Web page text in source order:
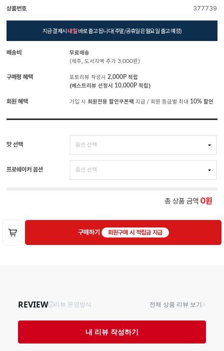
상품번호 377739
지금 결제시내일바로 출고 됩니다(주말/공휴일은 월요일 출고 예정)
배송비
무료배송
(제주, 도서지역 추가 3,000원)
구매평 혜택 포토리뷰 작성시 2,000P적립
(베스트리뷰 선정시 10,000P적립)
회원 혜택 가입 시 회원전용 할인쿠폰팩 지급 / 회원 등급별 최대 10%할인
맛 선택
프로쉐이커 옵션
총 상품 금액 0
구매하기 회원구매 시 적립금 지급